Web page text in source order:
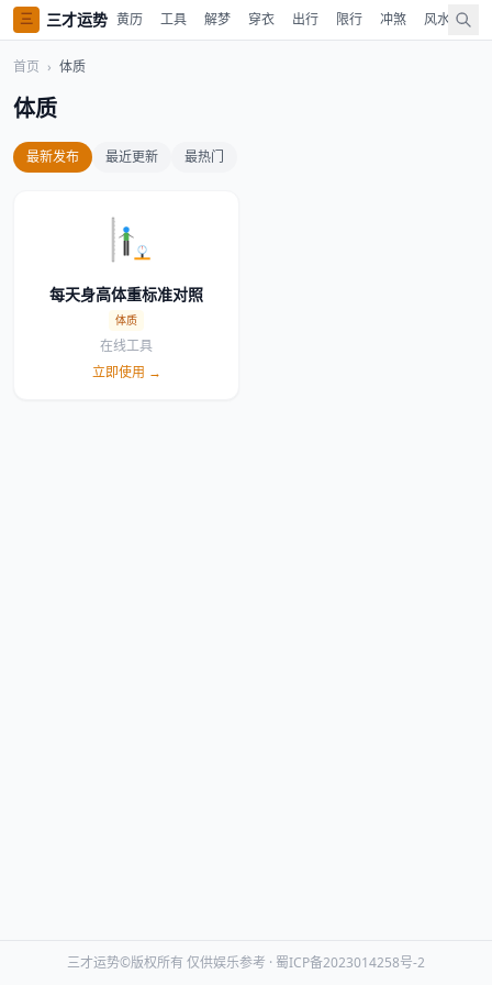
三 三才运势 黄历 工具 解梦 穿衣 出行 限行 冲煞 风水 时
首页 › 体质
体质
最新发布 最近更新 最热门
每天身高体重标准对照
体质
在线工具
立即使用 →
三才运势©版权所有 仅供娱乐参考 · 蜀ICP备2023014258号-2